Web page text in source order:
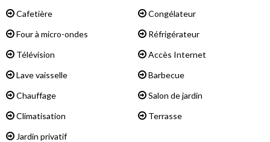
Cafetière
Congélateur
Four à micro-ondes
Réfrigérateur
Télévision
Accès Internet
Lave vaisselle
Barbecue
Chauffage
Salon de jardin
Climatisation
Terrasse
Jardin privatif